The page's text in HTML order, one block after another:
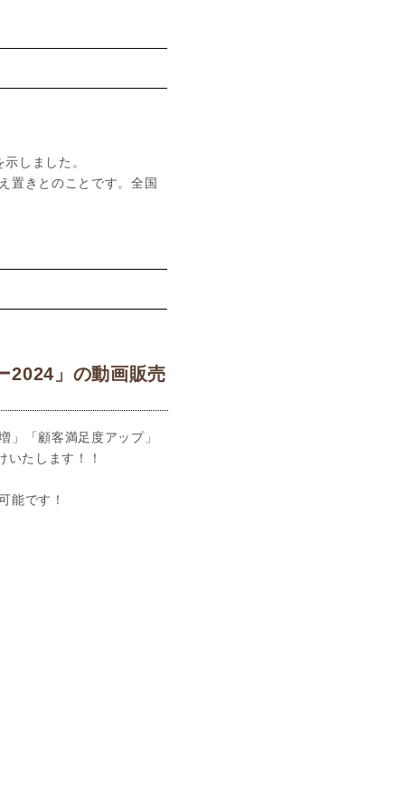
しました。
置きとのことです。全国
2024」の動画販売
」「顧客満足度アップ」
いたします！！
能です！